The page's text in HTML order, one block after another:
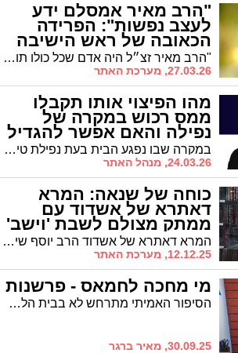
"הרב מאיר אמסלם ידע
לעצב נפשות": הפרידה
הכאובה של ראש הישיבה
"הרב מאיר זצ״ל היה אדם שכל כולו תורה בני תורה, דברי תורה, והשאיפה להעמיד דורות של תלמידים המחוברים לאמת. דמותו תמשיך להאיר ולהשפיע עוד שנים רבות דרך תלמידיו וממשיכי דרכו. יהי זכרו ברוך". דברי פרידה מידידי הרב מאיר אמסלם זצ"ל
27.03.26, מערכת האתר
מהו הפיצוי אותו תקבלו
ממס רכוש במקרה של
נפילה והאם אפשר להגדיל
את הפיצוי? במקרה שבו נפגע הבית בעת נפילת טיל, תקבלו פיצוי ממס רכוש, אך הפיצוי מוגבל. מהו הפיצוי, והאם אפשר להגדיל את הפיצוי ממס רכוש? עו"ד יצחק פלבינסקי מספק את המידע החשוב
24.03.26, מנהל האתר
כוחה של שנאה: המרא
דאתרא של אשדוד עם
ממתק מצולם לשבת 'וישב'
(וידאו) המרא דאתרא של אשדוד הרב יוסף שיינין שליט"א התארח השבוע בפודקאסט של עו"ד ליאור זקס על פרשת השבוע, פרשת 'וישב' ולקחיה. לפניהם התוצאה המשובחת
12.12.25, מערכת האתר
מי מחכה לחמאס - פרשנות
הסיפור האמיתי מתרחש לא בבית הלבן אלא בישראל, לא מול טראמפ אלא מול סמוטריץ' ובן גביר. ושם, המשוואה הפוליטית לגמרי אחרת.
30.09.25, מאיר ברגר